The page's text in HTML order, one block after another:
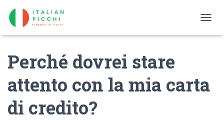
O
N
A
Perché dovrei stare
attento con la mia carta
di credito?